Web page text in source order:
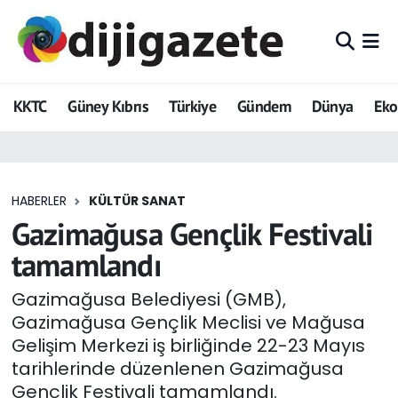
KKTC Güney Kıbrıs Türkiye Gündem Dünya
HABERLER KÜLTÜR SANAT
Gazimağusa Gençlik Festivali
tamamlandı
Gazimağusa Belediyesi (GMB),
Gazimağusa Gençlik Meclisi ve Mağusa
Gelişim Merkezi iş birliğinde 22-23 Mayıs
tarihlerinde düzenlenen Gazimağusa
Gençlik Festivali tamamlandı.
ADVERTORIAL
Dijigazete
Eğitim
Ekonomi
Foto Galeri
GEZİ
Güncel
Hava Durumu
Trafik Durumu
Tüm Manşetler
Son Dakika Haberleri
Haber Arşivi